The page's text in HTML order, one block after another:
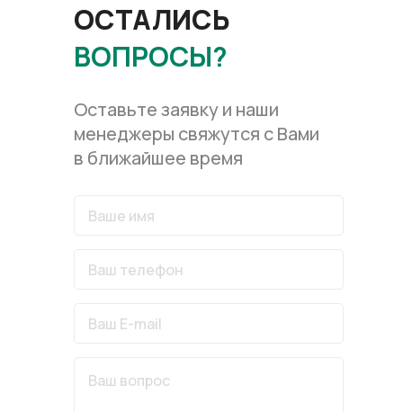
ОСТАЛИСЬ
ВОПРОСЫ?
Оставьте заявку и наши
менеджеры свяжутся с Вами
в ближайшее время